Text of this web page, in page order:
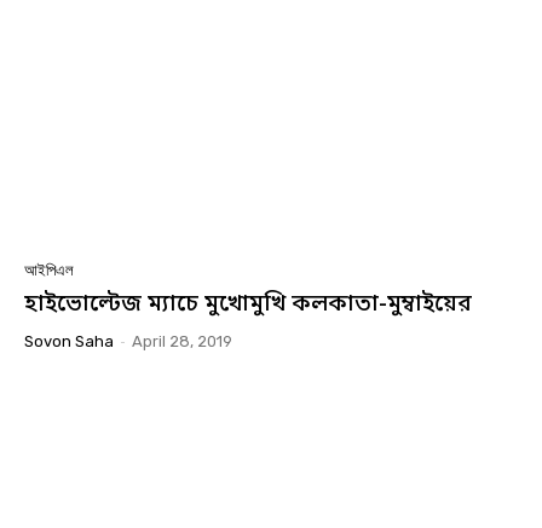
আইপিএল
হাইভোল্টেজ ম্যাচে মুখোমুখি কলকাতা-মুম্বাইয়ের
Sovon Saha - April 28, 2019